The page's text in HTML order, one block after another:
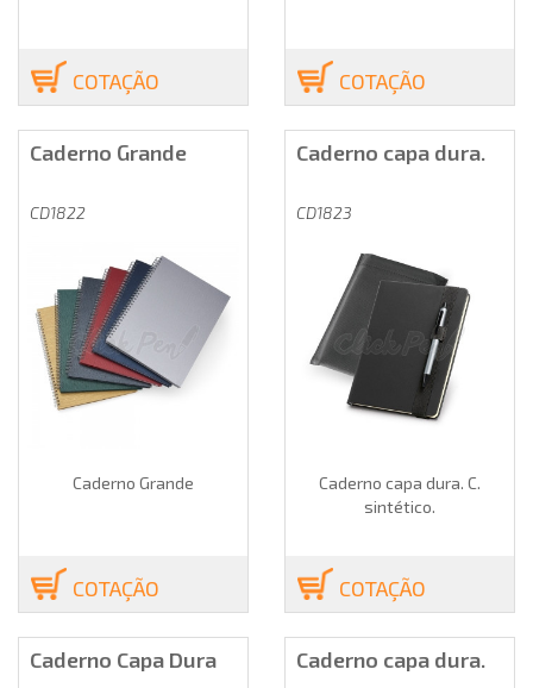
COTAÇÃO COTAÇÃO
Caderno Grande
CD1822
Caderno Grande
COTAÇÃO
Caderno capa dura.
CD1823
Caderno capa dura. C.
sintético.
COTAÇÃO
Caderno Capa Dura Caderno capa dura.